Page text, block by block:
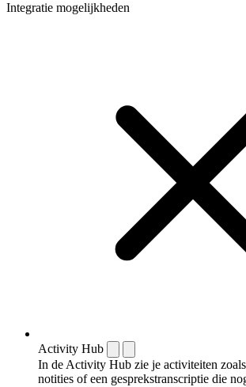
Integratie mogelijkheden
Activity Hub
In de Activity Hub zie je activiteiten
notities of een gespreks­transcriptie die